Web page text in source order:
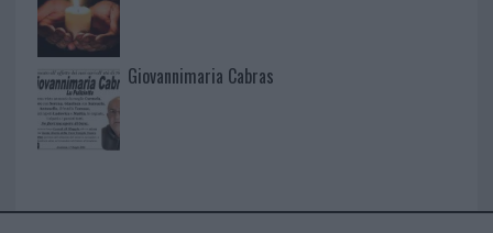
Giovannimaria Cabras